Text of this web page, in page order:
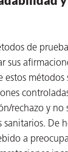
de
sus
métodos
rechazo y no
sanitarios. De
a